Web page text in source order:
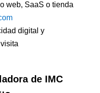
web, SaaS o tienda
digital y
de IMC